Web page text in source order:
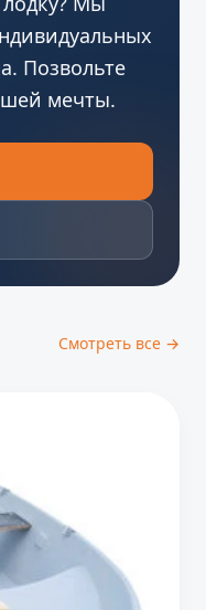
Позвольте
мечты.
Смотреть все →